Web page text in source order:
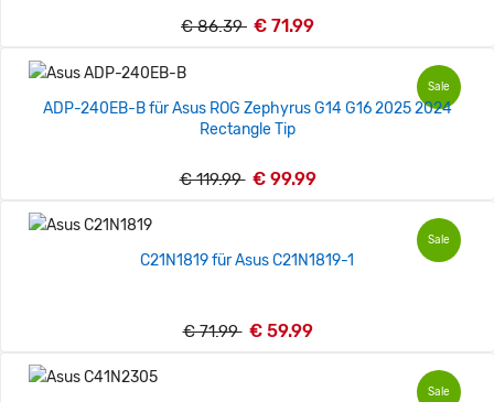
€ 86.39 € 71.99
Sale
ADP-240EB-B für Asus ROG Zephyrus G14 G16 2025 2024
Rectangle Tip
€ 119.99 € 99.99
Sale
C21N1819 für Asus C21N1819-1
€ 71.99 € 59.99
Sale